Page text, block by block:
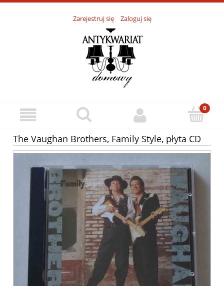
Zarejestruj się Zaloguj się
The Vaughan Brothers, Family Style, płyta CD